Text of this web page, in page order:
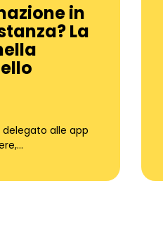
in
La
delegato alle app